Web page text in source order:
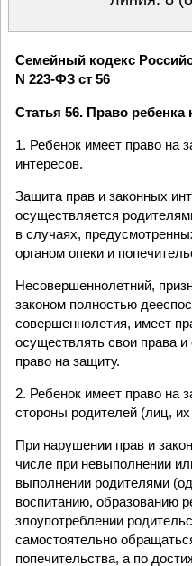
Семейный кодекс
N 223-ФЗ ст 56
Статья 56. Право ребенка
1. Ребенок имеет право на
интересов.
Защита прав и законных
осуществляется
в случаях,
органом опеки и
Несовершеннолетний,
законом полностью
совершеннолетия, имеет
осуществлять свои права
право на защиту.
2. Ребенок имеет право на
стороны родителей (лиц,
При нарушении прав и
числе при невыполнении
выполнении родителями
воспитанию, образованию
злоупотреблении
самостоятельно
попечительства, а по